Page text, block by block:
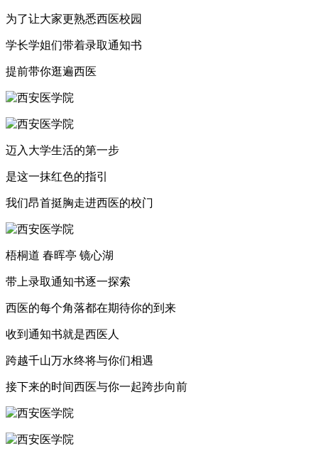
为了让大家更熟悉西医校园
学长学姐们带着录取通知书
提前带你逛遍西医
迈入大学生活的第一步
是这一抹红色的指引
我们昂首挺胸走进西医的校门
梧桐道 春晖亭 镜心湖
带上录取通知书逐一探索
西医的每个角落都在期待你的到来
收到通知书就是西医人
跨越千山万水终将与你们相遇
接下来的时间西医与你一起跨步向前